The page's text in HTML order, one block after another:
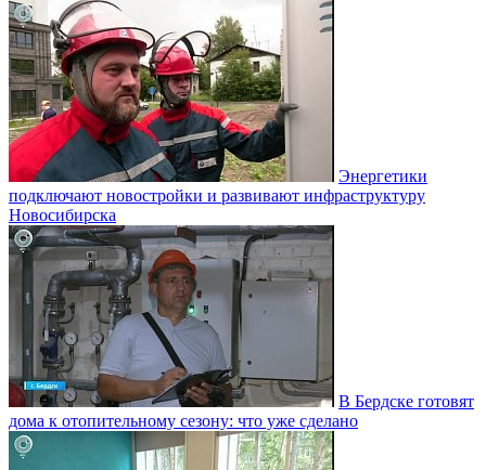
Энергетики
подключают новостройки и развивают инфраструктуру
Новосибирска
В Бердске готовят
дома к отопительному сезону: что уже сделано